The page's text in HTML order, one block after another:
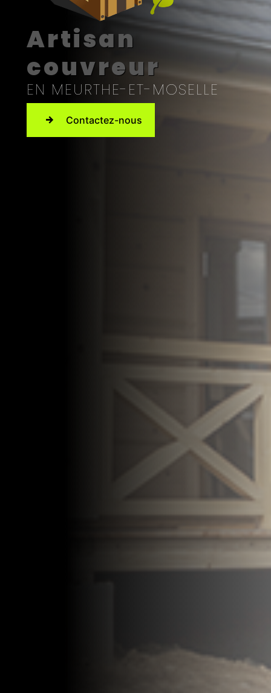
Artisan
couvreur
EN MEURTHE-ET-MOSELLE
Contactez-nous